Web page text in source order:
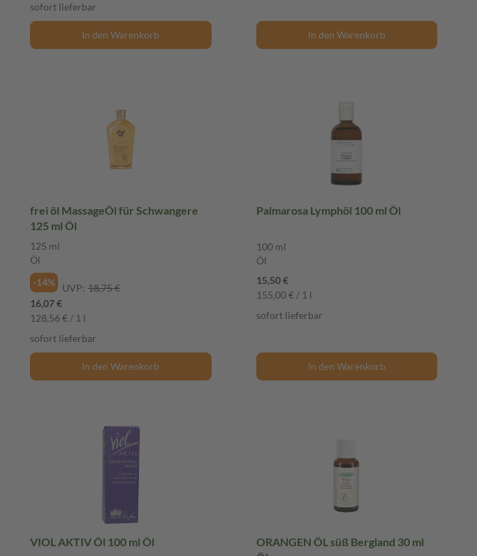
sofort lieferbar
In den Warenkorb In den Warenkorb
frei öl MassageÖl für Schwangere
125 ml Öl
125 ml
Öl
-14%
UVP: 18,75 €
16,07 €
128,56 € / 1 l
sofort lieferbar
In den Warenkorb
Palmarosa Lymphöl 100 ml Öl
100 ml
Öl
15,50 €
155,00 € / 1 l
sofort lieferbar
In den Warenkorb
VIOL AKTIV Öl 100 ml Öl
ORANGEN ÖL süß Bergland 30 ml